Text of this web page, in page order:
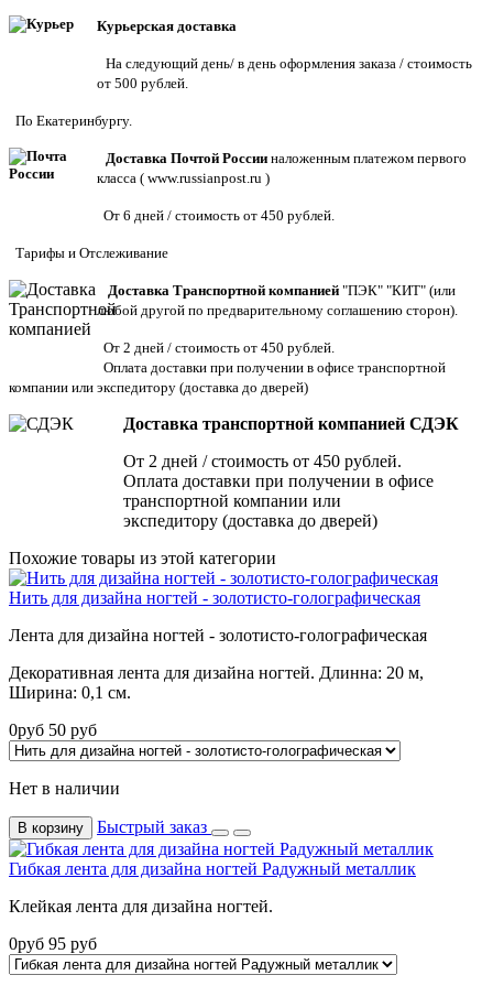
Курьерская доставка
На следующий день/ в день оформления заказа / стоимость
от 500 рублей.
По Екатеринбургу.
Доставка Почтой России наложенным платежом первого
класса ( www.russianpost.ru )
От 6 дней / стоимость от 450 рублей.
Тарифы и Отслеживание
Доставка Транспортной компанией "ПЭК" "КИТ" (или
любой другой по предварительному соглашению сторон).
От 2 дней / стоимость от 450 рублей.
Оплата доставки при получении в офисе транспортной
компании или экспедитору (доставка до дверей)
Доставка транспортной компанией СДЭК
От 2 дней / стоимость от 450 рублей.
Оплата доставки при получении в офисе
транспортной компании или
экспедитору (доставка до дверей)
Похожие товары из этой категории
Нить для дизайна ногтей - золотисто-голографическая
Лента для дизайна ногтей - золотисто-голографическая
Декоративная лента для дизайна ногтей. Длинна: 20 м,
Ширина: 0,1 см.
0руб 50 руб
Нет в наличии
В корзину Быстрый заказ
Гибкая лента для дизайна ногтей Радужный металлик
Клейкая лента для дизайна ногтей.
0руб 95 руб